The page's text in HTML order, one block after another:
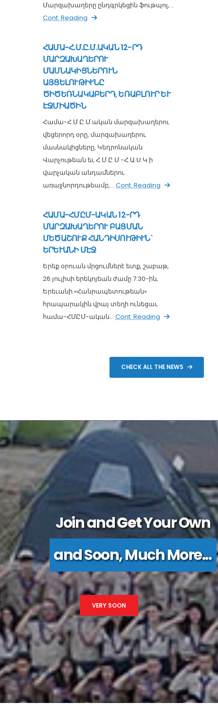
Մարզախաղերը ընդգրկեցին ֆութպոլ,...
Cont. Reading
ՀԱՄԱ-Հ.Մ.Ը.Մ.ԱԿԱՆ 12-ՐԴ
ՄԱՐԶԱԽԱՂԵՐՈՒ
ՄԱՍՆԱԿԻՑՆԵՐՈՒՆ
ԱՅՑԵԼՈՒԹԻՒՆԸ
ԾԻԾԵՌՆԱԿԱԲԵՐԴ, ԵՌԱԲԼՈՒՐ ԵՒ
ԷՋՄԻԱԾԻՆ
Համա-Հ.Մ.Ը.Մ.ական մարզախաղերու
վեցերորդ օրը, մարզախաղերու
մասնակիցները, Կեդրոնական
Վարչութեան եւ Հ.Մ.Ը.Մ.-Հ.Ա.Ս.Կ.ի
վարչական անդամներու
առաջնորդութեամբ,... Cont. Reading
ՀԱՄԱ-ՀՄԸՄ-ԱԿԱՆ 12-ՐԴ
ՄԱՐԶԱԽԱՂԵՐՈՒ ԲԱՑՄԱՆ
ՄԵԾԱՇՈՒՔ ՀԱՆԴԻՍՈՒԹԻՒՆ`
ԵՐԵՒԱՆԻ ՄԷՋ
Երեք օրուան մրցումներէ ետք, շաբաթ,
26 յուլիսի երեկոյեան ժամը 7:30-ին,
Երեւանի «Հանրապետութեան»
հրապարակին վրայ տեղի ունեցաւ
համա-ՀՄԸՄ-ական... Cont. Reading
CHECK ALL THE NEWS
Join andGetYour Own
and Soon, Much More...
VERY SOON